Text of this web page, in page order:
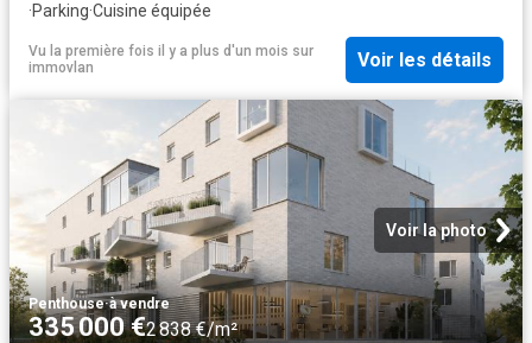
·Parking·Cuisine équipée
Vu la première fois il y a plus d'un mois sur
immovlan
Voir les détails
Voir la photo
Penthouse·à vendre
335 000 €2 838 €/m²